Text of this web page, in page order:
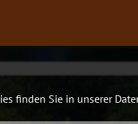
finden Sie in unserer